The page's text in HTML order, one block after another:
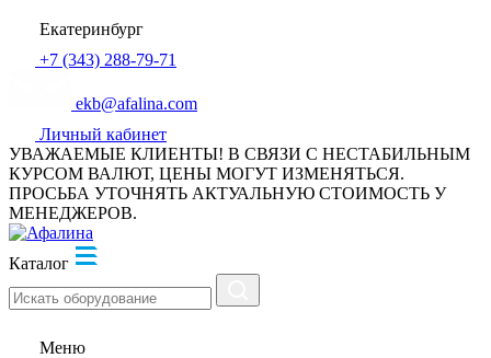
Екатеринбург
+7 (343) 288-79-71
ekb@afalina.com
Личный кабинет
УВАЖАЕМЫЕ КЛИЕНТЫ! В СВЯЗИ С НЕСТАБИЛЬНЫМ
КУРСОМ ВАЛЮТ, ЦЕНЫ МОГУТ ИЗМЕНЯТЬСЯ.
ПРОСЬБА УТОЧНЯТЬ АКТУАЛЬНУЮ СТОИМОСТЬ У
МЕНЕДЖЕРОВ.
Каталог
Меню